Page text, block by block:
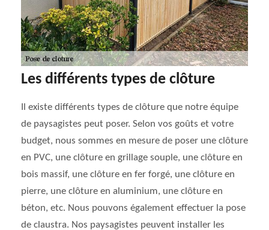
Les différents types de clôture
Il existe différents types de clôture que notre équipe
de paysagistes peut poser. Selon vos goûts et votre
budget, nous sommes en mesure de poser une clôture
en PVC, une clôture en grillage souple, une clôture en
bois massif, une clôture en fer forgé, une clôture en
pierre, une clôture en aluminium, une clôture en
béton, etc. Nous pouvons également effectuer la pose
de claustra. Nos paysagistes peuvent installer les